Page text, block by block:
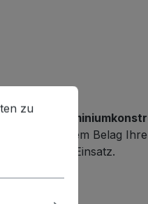
Belag
im täglichen Einsatz.
zu können.
Mehr
zu